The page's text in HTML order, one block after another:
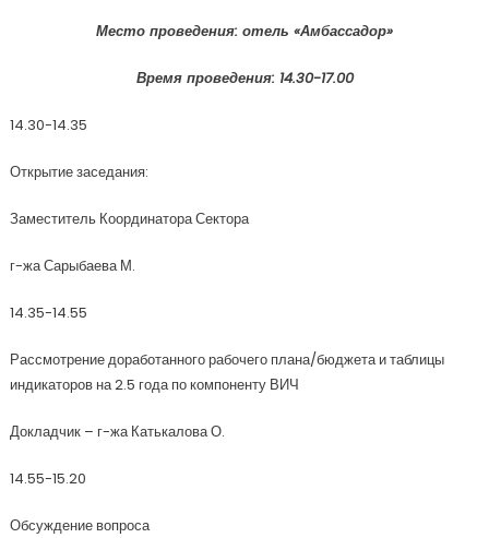
Место проведения: отель «Амбассадор»
Время проведения: 14.30-17.00
14.30-14.35
Открытие заседания:
Заместитель Координатора Сектора
г-жа Сарыбаева М.
14.35-14.55
Рассмотрение доработанного рабочего плана/бюджета и таблицы
индикаторов на 2.5 года по компоненту ВИЧ
Докладчик – г-жа Катькалова О.
14.55-15.20
Обсуждение вопроса